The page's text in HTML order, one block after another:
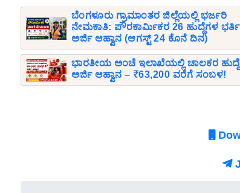
ಬೆಂಗಳೂರು ಗ್ರಾಮಾಂತರ ಜಿಲ್ಲೆಯಲ್ಲಿ ಭರ್ಜರಿ
ನೇಮಕಾತಿ: ಪೌರಕಾರ್ಮಿಕರ 26 ಹುದ್ದೆಗಳ
ಅರ್ಜಿ ಆಹ್ವಾನ (ಆಗಸ್ಟ್ 24 ಕೊನೆ ದಿನ)
ಭಾರತೀಯ ಅಂಚೆ ಇಲಾಖೆಯಲ್ಲಿ ಚಾಲಕರ
ಅರ್ಜಿ ಆಹ್ವಾನ – ₹63,200 ವರೆಗೆ ಸಂಬಳ!